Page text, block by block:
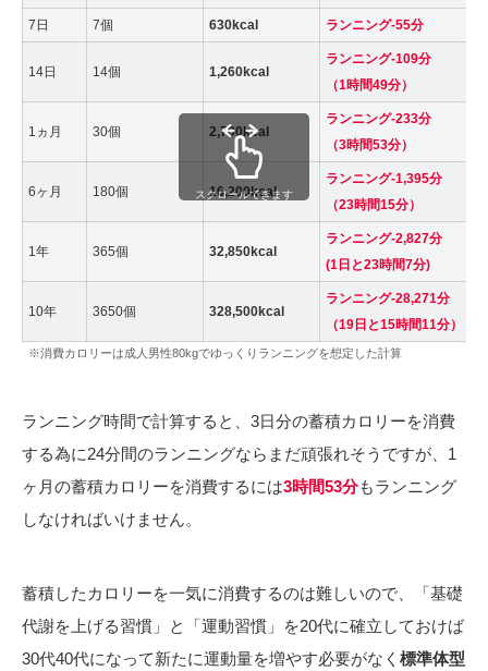
7日 7個 630kcal ランニング-55分
14日 14個 1,260kcal
ランニング-109分
（1時間49分）
1ヵ月 30個 2,700kcal
ランニング-233分
（3時間53分）
6ヶ月 180個 16,200kcal
ランニング-1,395分
（23時間15分）
1年 365個 32,850kcal
ランニング-2,827分
(1日と23時間7分)
10年 3650個 328,500kcal
ランニング-28,271分
（19日と15時間11分）
スクロールできます
※消費カロリーは成人男性80kgでゆっくりランニングを想定した計算
ランニング時間で計算すると、3日分の蓄積カロリーを消費
する為に24分間のランニングならまだ頑張れそうですが、1
ヶ月の蓄積カロリーを消費するには3時間53分もランニング
しなければいけません。
蓄積したカロリーを一気に消費するのは難しいので、「基礎
代謝を上げる習慣」と「運動習慣」を20代に確立しておけば
30代40代になって新たに運動量を増やす必要がなく 標準体型